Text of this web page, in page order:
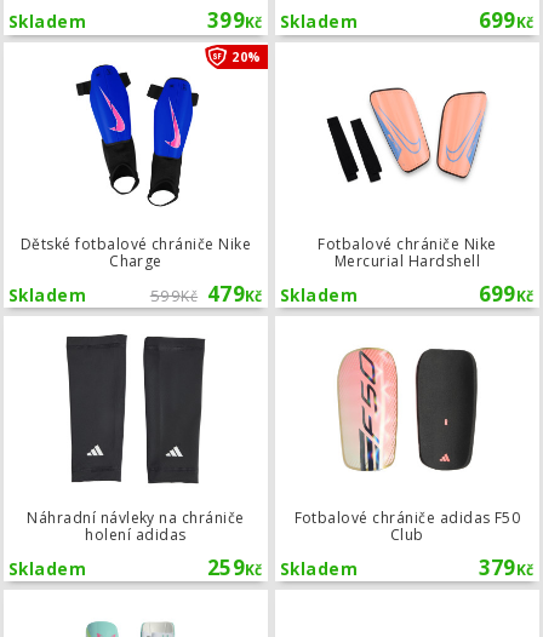
399Kč
Skladem 699Kč
Skladem
Dětské fotbalové chrániče Nike
Charge
599Kč 479Kč
Skladem
20%
Fotbalové chrániče Nike
Mercurial Hardshell
699Kč
Skladem
Náhradní návleky na chrániče
holení adidas
259Kč
Skladem
Fotbalové chrániče adidas F50
Club
379Kč
Skladem